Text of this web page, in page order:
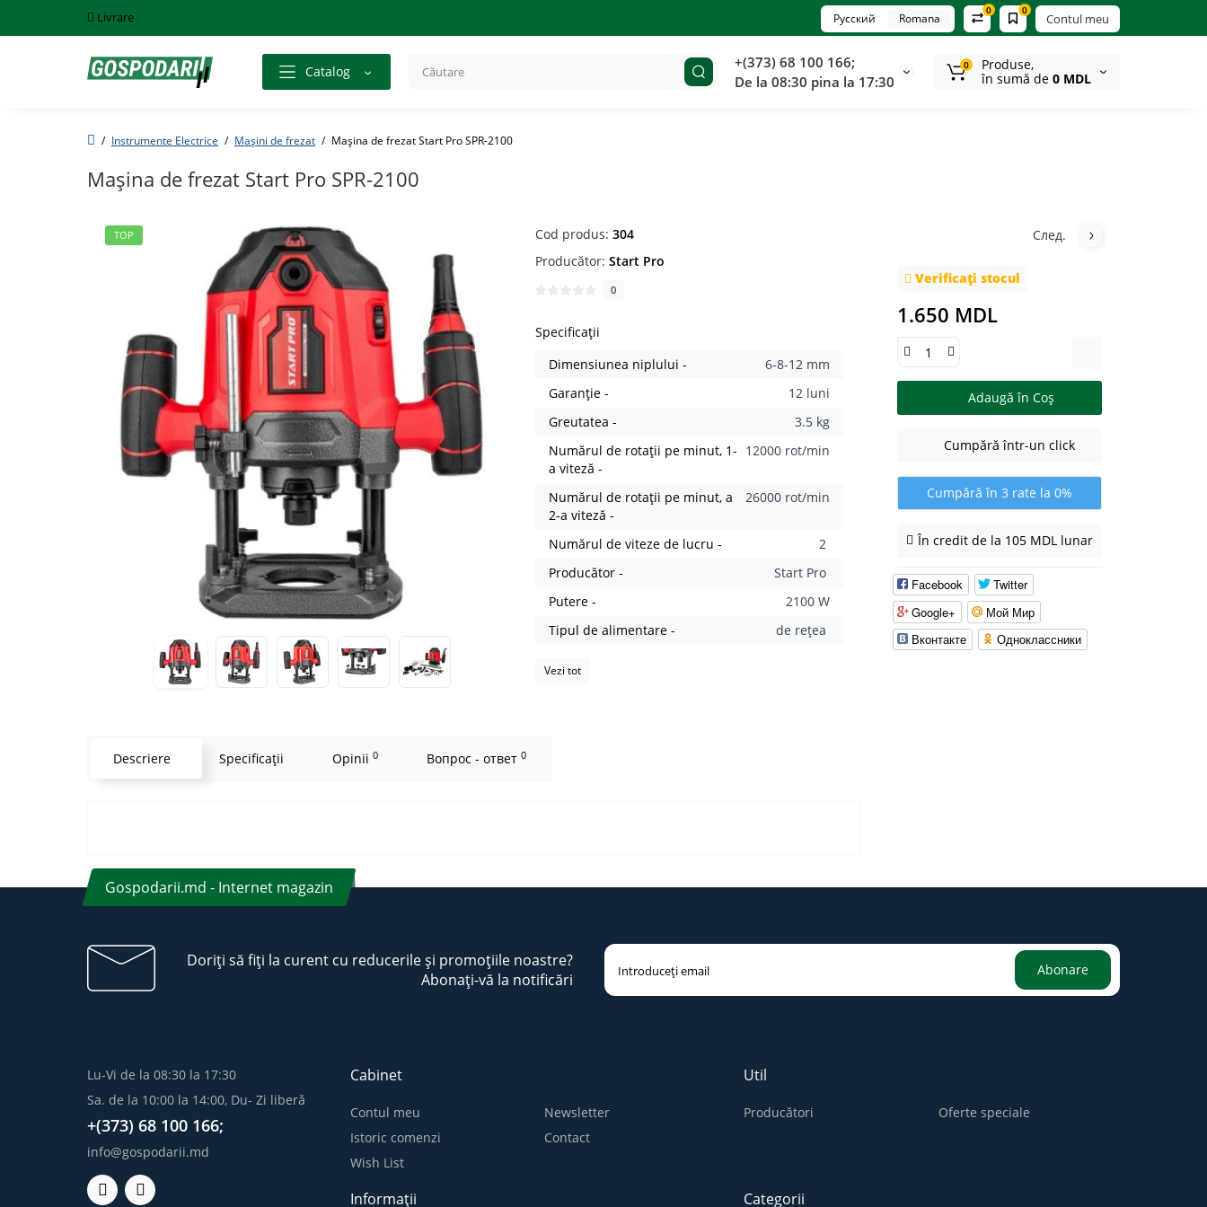
Livrare Contul meu
0
0
Русский Romana
Catalog
+(373) 68 100 166;
De la 08:30 pina la 17:30
0
Produse,
în sumă de 0 MDL
Instrumente Electrice Mașini de frezat Maşina de frezat Start Pro SPR-2100
Maşina de frezat Start Pro SPR-2100
TOP Cod produs:304
Producător:Start Pro
0
Specificații
Dimensiunea niplului -
6-8-12 mm
Garanție -
12 luni
Greutatea -
3.5 kg
Numărul de rotații pe minut, 1-
a viteză -
12000 rot/min
Numărul de rotații pe minut, a
2-a viteză -
26000 rot/min
Numărul de viteze de lucru -
2
Producător -
Start Pro
Putere -
2100 W
Tipul de alimentare -
de rețea
Vezi tot
След.
Verificați stocul
1.650 MDL
Adaugă în Coş
Cumpără într-un click
Cumpără în 3 rate la 0%
În credit de la 105 MDL lunar
Facebook
Twitter
Google+
Мой Мир
Вконтакте
Одноклассники
Descriere Specificaţii Opinii 0 Вопрос - ответ 0
Gospodarii.md - Internet magazin
Doriți să fiți la curent cu reducerile și promoțiile noastre?
Abonați-vă la notificări
Abonare
Lu-Vi de la 08:30 la 17:30
Sa. de la 10:00 la 14:00, Du- Zi liberă
+(373) 68 100 166;
info@gospodarii.md
Cabinet
Contul meu
Istoric comenzi
Wish List
Newsletter
Contact
Util
Producători Oferte speciale
Informații Categorii